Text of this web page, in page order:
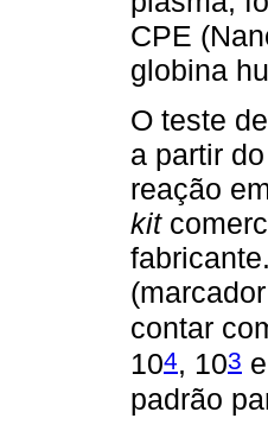
CPE
globina
O teste
a partir
reação
kit
contar
104, 103
padrão